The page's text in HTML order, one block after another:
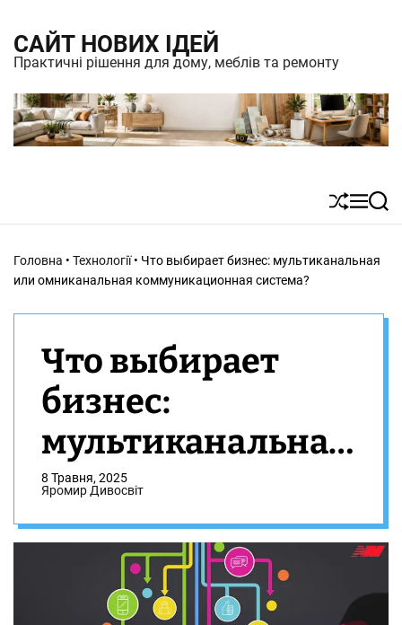
САЙТ НОВИХ ІДЕЙ
Практичні рішення для дому, меблів та ремонту
S
u
M
n
S
a
Головна • Технології• Что выбирает бизнес: мультиканальная
или омниканальная коммуникационная система?
Что выбирает
бизнес:
мультиканальная
или
омниканальная
коммуникационн
ая система?
8 Травня, 2025
Яромир Дивосвіт